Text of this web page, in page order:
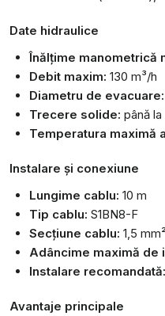
Date hidraulice
Înălțime manometrică
Debit maxim: 130 m³/h
Diametru de evacuare:
Trecere solide: până
Temperatura maximă
Instalare și conexiune
Lungime cablu: 10 m
Tip cablu: S1BN8-F
Secțiune cablu: 1,5 mm²
Adâncime maximă de
Instalare recomandată:
Avantaje principale